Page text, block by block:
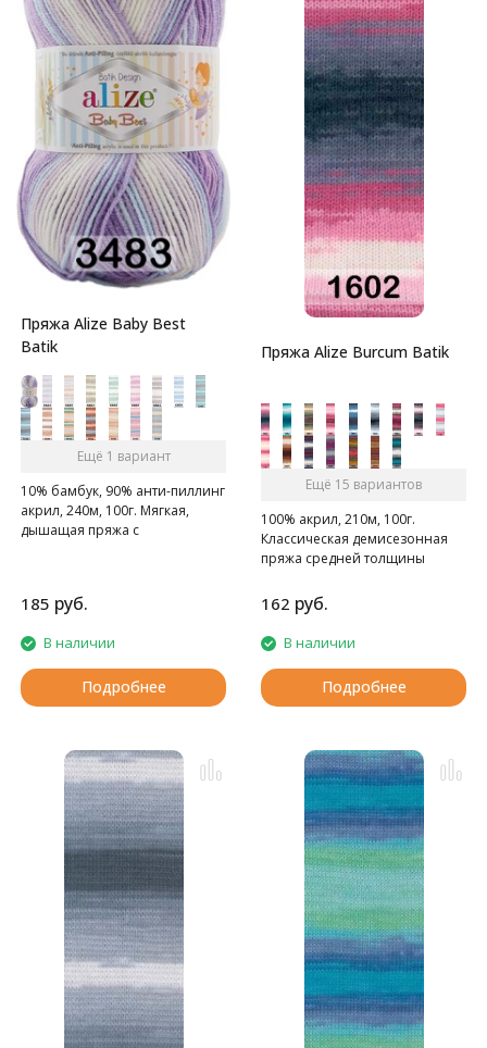
Пряжа Alize Baby Best
Batik
Ещё 1 вариант
10% бамбук, 90% анти-пиллинг
акрил, 240м, 100г. Мягкая,
дышащая пряжа с
185 руб.
В наличии
Подробнее
Пряжа Alize Burcum Batik
Ещё 15 вариантов
100% акрил, 210м, 100г.
Классическая демисезонная
пряжа средней толщины
крашения.
162 руб.
В наличии
Подробнее